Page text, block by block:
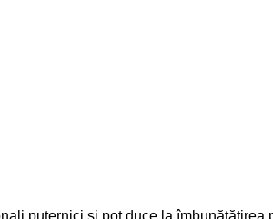
puternici și pot duce la